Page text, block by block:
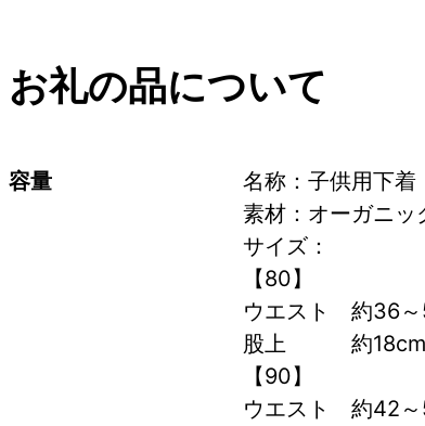
お礼の品について
容量
名称：子供用下着
素材：オーガニッ
サイズ：
【80】
ウエスト　約36
股上　　　約18cm
【90】
ウエスト　約42